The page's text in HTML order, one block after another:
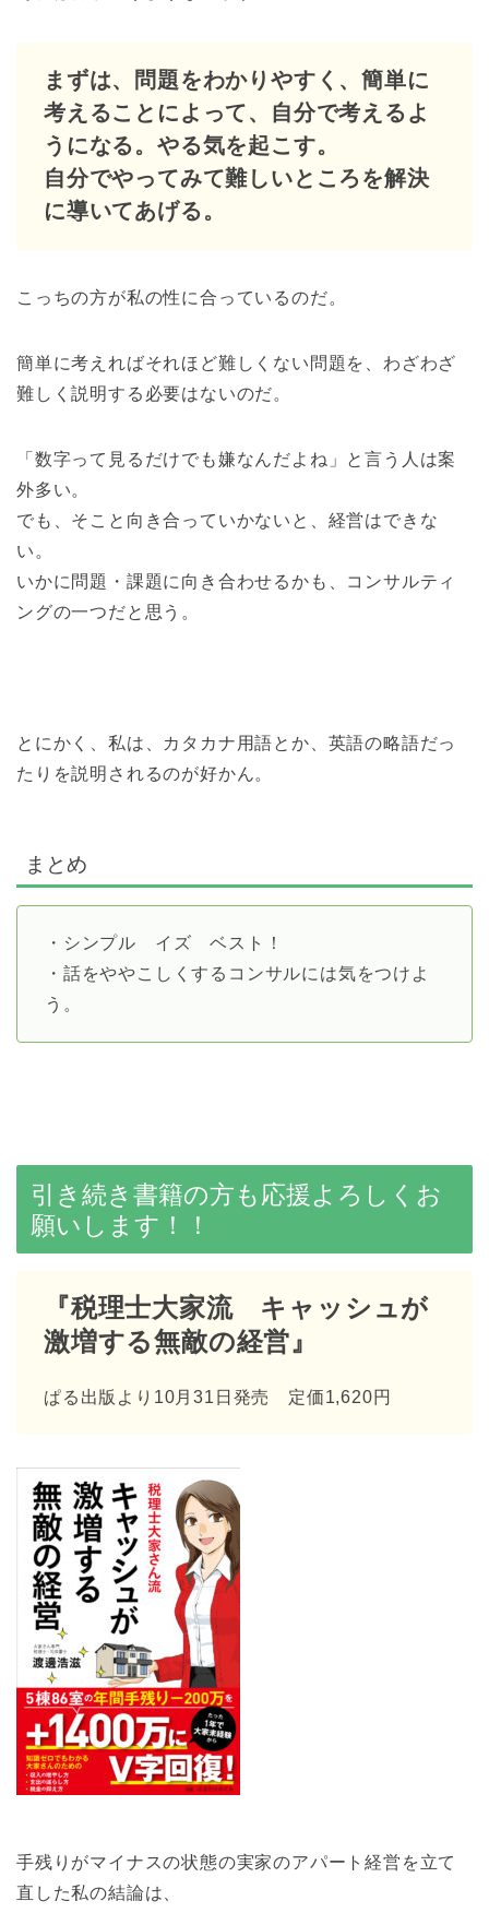
まずは、問題をわかりやすく、簡単に
考えることによって、自分で考えるよ
うになる。やる気を起こす。
自分でやってみて難しいところを解決
に導いてあげる。
こっちの方が私の性に合っているのだ。
簡単に考えればそれほど難しくない問題を、わざわざ
難しく説明する必要はないのだ。
「数字って見るだけでも嫌なんだよね」と言う人は案
外多い。
でも、そこと向き合っていかないと、経営はできな
い。
いかに問題・課題に向き合わせるかも、コンサルティ
ングの一つだと思う。
とにかく、私は、カタカナ用語とか、英語の略語だっ
たりを説明されるのが好かん。
まとめ
・シンプル イズ ベスト！
・話をややこしくするコンサルには気をつけよ
う。
引き続き書籍の方も応援よろしくお
願いします！！
『税理士大家流 キャッシュが
激増する無敵の経営』
ぱる出版より10月31日発売 定価1,620円
手残りがマイナスの状態の実家のアパート経営を立て
直した私の結論は、